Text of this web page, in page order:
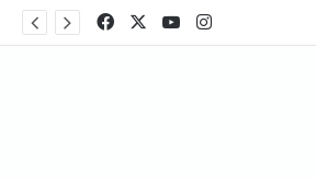
FacebookYou TubeInstagram